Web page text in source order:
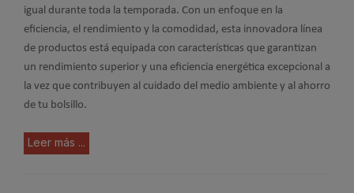
igual durante toda la temporada. Con un enfoque en la
eficiencia, el rendimiento y la comodidad, esta innovadora línea
de productos está equipada con características que garantizan
un rendimiento superior y una eficiencia energética excepcional a
la vez que contribuyen al cuidado del medio ambiente y al ahorro
de tu bolsillo.
Leer más ...